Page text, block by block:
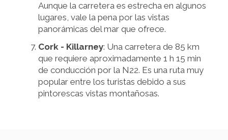
Aunque la carretera es estrecha en algunos
lugares, vale la pena por las vistas
panorámicas del mar que ofrece.
Cork - Killarney: Una carretera de 85 km
que requiere aproximadamente 1 h 15 min
de conducción por la N22. Es una ruta muy
popular entre los turistas debido a sus
pintorescas vistas montañosas.